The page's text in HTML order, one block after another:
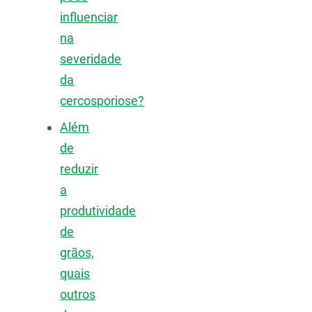
influenciar
na
severidade
da
cercosporiose?
Além
de
reduzir
a
produtividade
de
grãos,
quais
outros